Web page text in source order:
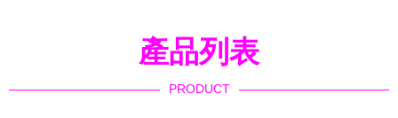
產品列表
PRODUCT